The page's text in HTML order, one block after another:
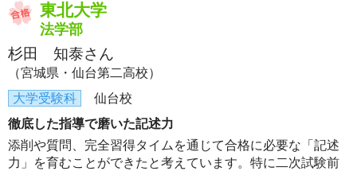
東北大学
法学部
杉田 知泰さん
（宮城県・仙台第二高校）
大学受験科
仙台校
徹底した指導で磨いた記述力
添削や質問、完全習得タイムを通じて合格に必要な「記述
力」を育むことができたと考えています。特に二次試験前